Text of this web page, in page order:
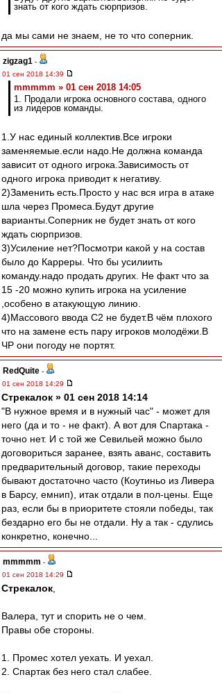
знать от кого ждать сюрпризов.
да мы сами не знаем, не то что соперник.
zigzag1 -
01 сен 2018 14:39
mmmmm » 01 сен 2018 14:05
1. Продали игрока основного состава, одного
из лидеров команды.
1.У нас единый коллектив.Все игроки
заменяемые.если надо.Не должна команда
зависит от одного игрока.Зависимость от
одного игрока приводит к негативу.
2)Заменить есть.Просто у нас вся игра в атаке
шла через Промеса.Будут другие
варианты.Соперник не будет знать от кого
ждать сюрпризов.
3)Усиление нет?Посмотри какой у на состав
было до Карреры. Что бы усилиить
команду.надо продать других. Не факт что за
15 -20 можно купить игрока на усиление
,особено в атакующую линию.
4)Массового ввода С2 не будет.В чём плохого
что на замене есть пару игроков молодёжи.В
ЧР они погоду не портят.
RedQuite -
01 сен 2018 14:29
Стрекалок » 01 сен 2018 14:14
"В нужное время и в нужный час" - может для
него (да и то - не факт). А вот для Спартака -
точно нет. И с той же Севильей можно было
договориться заранее, взять аванс, составить
предварительный договор, такие переходы
бывают достаточно часто (Коутиньо из Ливера
в Барсу, емнип), итак отдали в пол-цены. Еще
раз, если бы в приоритете стояли победы, так
бездарно его бы не отдали. Ну а так - сдулись
конкретно, конечно...
mmmmm -
01 сен 2018 14:29
Стрекалок
Валера, тут и спорить не о чем.
Правы обе стороны.
1. Промес хотел уехать. И уехал.
2. Спартак без него стал слабее.